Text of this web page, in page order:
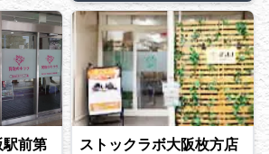
駅前第
ストックラボ大阪枚方店